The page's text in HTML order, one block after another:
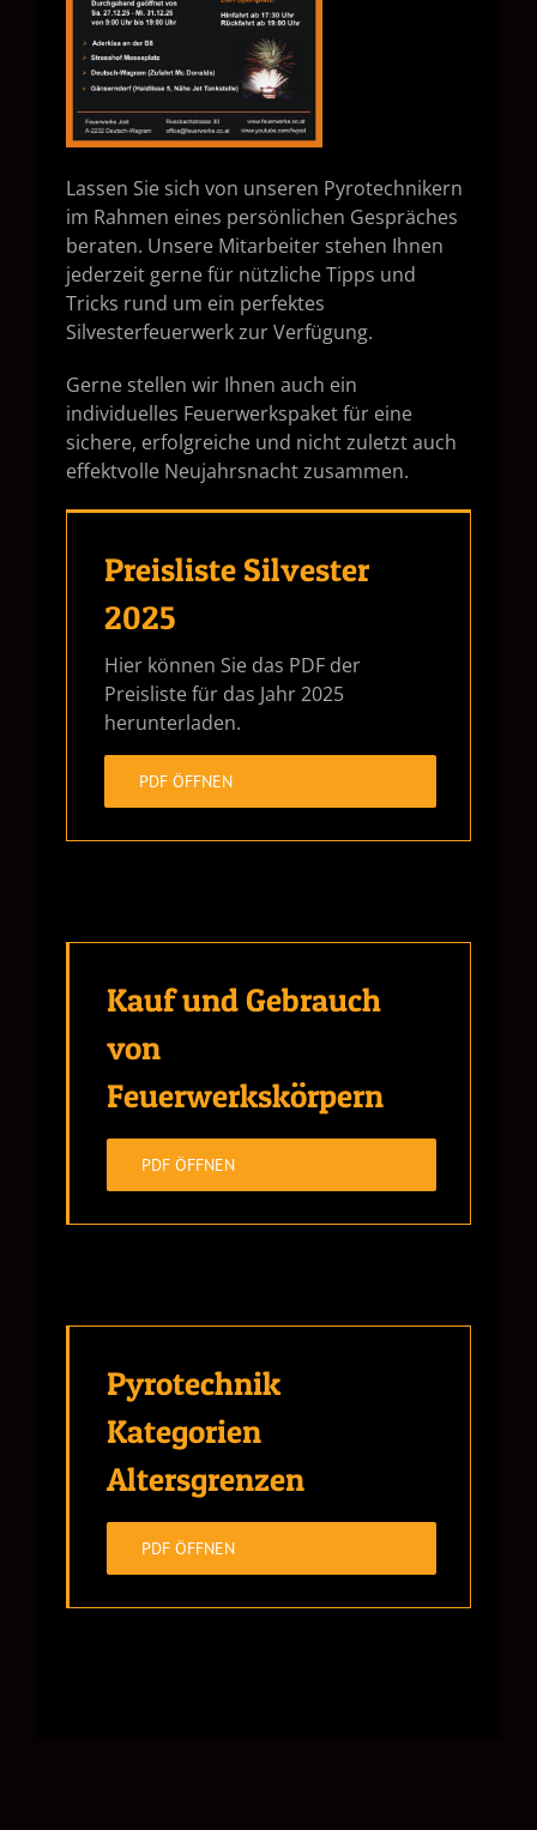
Lassen Sie sich von unseren Pyrotechnikern
im Rahmen eines persönlichen Gespräches
beraten. Unsere Mitarbeiter stehen Ihnen
jederzeit gerne für nützliche Tipps und
Tricks rund um ein perfektes
Silvesterfeuerwerk zur Verfügung.
Gerne stellen wir Ihnen auch ein
individuelles Feuerwerkspaket für eine
sichere, erfolgreiche und nicht zuletzt auch
effektvolle Neujahrsnacht zusammen.
Preisliste Silvester
2025
Hier können Sie das PDF der
Preisliste für das Jahr 2025
herunterladen.
PDF ÖFFNEN
Kauf und Gebrauch
von
Feuerwerkskörpern
PDF ÖFFNEN
Pyrotechnik
Kategorien
Altersgrenzen
PDF ÖFFNEN